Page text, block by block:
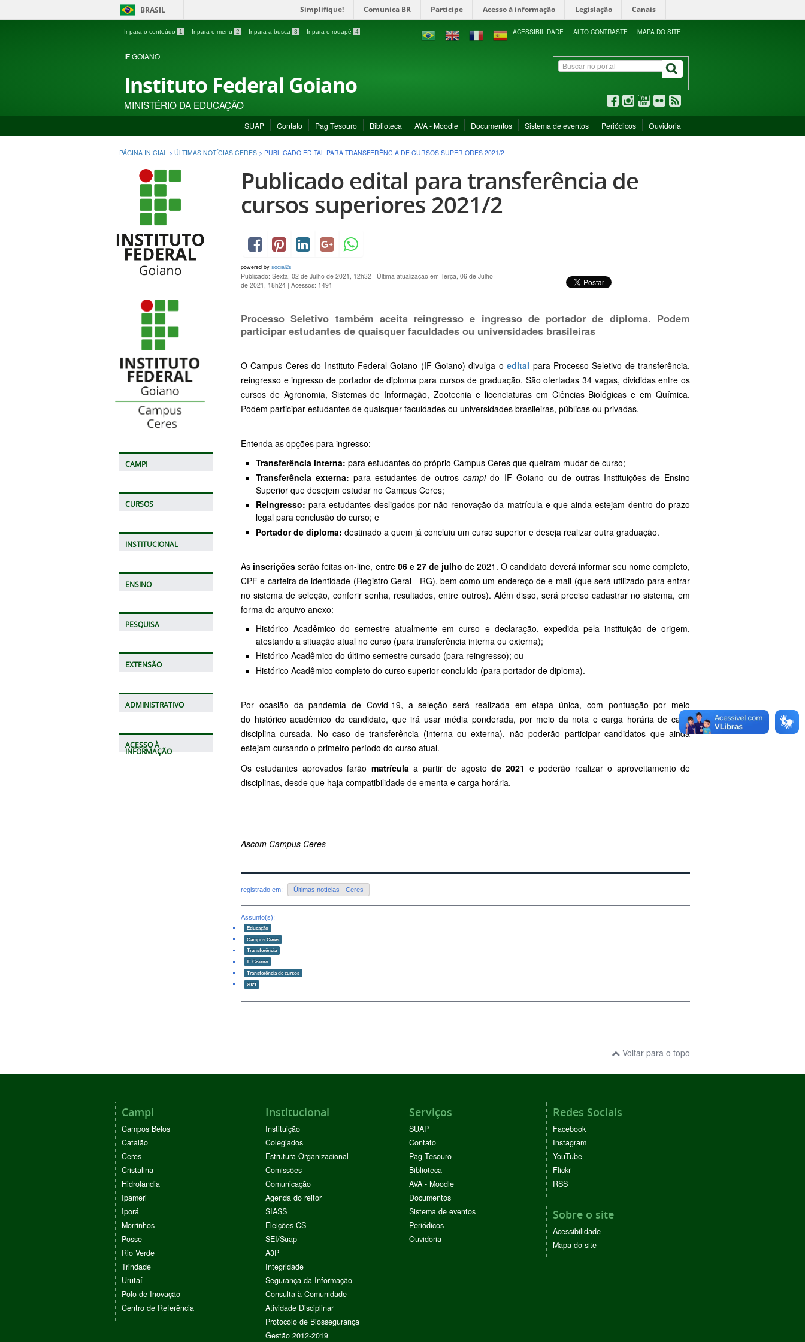
BRASIL Simplifique! Comunica BR Participe Acesso à informação Legislação Canais
Ir para o conteúdo 1 Ir para o menu 2 Ir para a busca 3 Ir para o rodapé 4 ACESSIBILIDADE ALTO CONTRASTE MAPA DO SITE
IF GOIANO
Instituto Federal Goiano
MINISTÉRIO DA EDUCAÇÃO
SUAP Contato Pag Tesouro Biblioteca AVA - Moodle Documentos Sistema de eventos Periódicos Ouvidoria
PÁGINA INICIAL > ÚLTIMAS NOTÍCIAS CERES > PUBLICADO EDITAL PARA TRANSFERÊNCIA DE CURSOS SUPERIORES 2021/2
CAMPI
CURSOS
INSTITUCIONAL
ENSINO
PESQUISA
EXTENSÃO
ADMINISTRATIVO
ACESSO À
INFORMAÇÃO
Publicado edital para transferência de
cursos superiores 2021/2
powered by social2s
Publicado: Sexta, 02 de Julho de 2021, 12h32 | Última atualização em Terça, 06 de Julho
de 2021, 18h24 | Acessos: 1491
Processo Seletivo também aceita reingresso e ingresso de portador de diploma. Podem
participar estudantes de quaisquer faculdades ou universidades brasileiras
O Campus Ceres do Instituto Federal Goiano (IF Goiano) divulga oedital para Processo Seletivo de transferência,
reingresso e ingresso de portador de diploma para cursos de graduação. São ofertadas 34 vagas, divididas entre os
cursos de Agronomia, Sistemas de Informação, Zootecnia e licenciaturas em Ciências Biológicas e em Química.
Podem participar estudantes de quaisquer faculdades ou universidades brasileiras, públicas ou privadas.
Entenda as opções para ingresso:
Transferência interna: para estudantes do próprio Campus Ceres que queiram mudar de curso;
Transferência externa: para estudantes de outroscampido IF Goiano ou de outras Instituições de Ensino
Superior que desejem estudar no Campus Ceres;
Reingresso: para estudantes desligados por não renovação da matrícula e que ainda estejam dentro do prazo
legal para conclusão do curso; e
Portador de diploma: destinado a quem já concluiu um curso superior e deseja realizar outra graduação.
As inscriçõesserão feitas on-line, entre 06 e 27 de julho de 2021. O candidato deverá informar seu nome completo,
CPF e carteira de identidade (Registro Geral - RG), bem como um endereço de e-mail (que será utilizado para entrar
no sistema de seleção, conferir senha, resultados, entre outros). Além disso, será preciso cadastrar no sistema, em
forma de arquivo anexo:
Histórico Acadêmico do semestre atualmente em curso e declaração, expedida pela instituição de origem,
atestando a situação atual no curso (para transferência interna ou externa);
Histórico Acadêmico do último semestre cursado (para reingresso); ou
Histórico Acadêmico completo do curso superior concluído (para portador de diploma).
Por ocasião da pandemia de Covid-19, a seleção será realizada em etapa única, com pontuação por meio
do histórico acadêmico do candidato, que irá usar média ponderada, por meio da nota e carga horária de cada
disciplina cursada. No caso de transferência (interna ou externa), não poderão participar candidatos que ainda
estejam cursando o primeiro período do curso atual.
Os estudantes aprovados farão matrícula a partir de agosto de 2021 e poderão realizar o aproveitamento de
disciplinas, desde que haja compatibilidade de ementa e carga horária.
Ascom Campus Ceres
registrado em: Últimas notícias - Ceres
Assunto(s):
Educação
Campus Ceres
Transferência
IF Goiano
Transferência de cursos
2021
Voltar para o topo
Campi
Campos Belos
Catalão
Ceres
Cristalina
Hidrolândia
Ipameri
Iporá
Morrinhos
Posse
Rio Verde
Trindade
Urutaí
Polo de Inovação
Centro de Referência
Institucional
Instituição
Colegiados
Estrutura Organizacional
Comissões
Comunicação
Agenda do reitor
SIASS
Eleições CS
SEI/Suap
A3P
Integridade
Segurança da Informação
Consulta à Comunidade
Atividade Disciplinar
Protocolo de Biossegurança
Gestão 2012-2019
Serviços
SUAP
Contato
Pag Tesouro
Biblioteca
AVA - Moodle
Documentos
Sistema de eventos
Periódicos
Ouvidoria
Redes Sociais
Facebook
Instagram
YouTube
Flickr
RSS
Sobre o site
Acessibilidade
Mapa do site